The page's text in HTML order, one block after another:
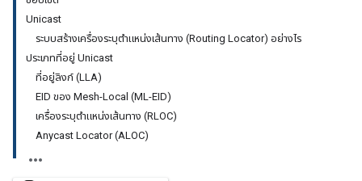
Unicast
ระบบสร้างเครื่องระบุตำแหน่งเส้นทาง (Routing Locator) อย่างไร
ประเภทที่อยู่ Unicast
ที่อยู่ลิงก์ (LLA)
EID ของ Mesh-Local (ML-EID)
เครื่องระบุตำแหน่งเส้นทาง (RLOC)
Anycast Locator (ALOC)